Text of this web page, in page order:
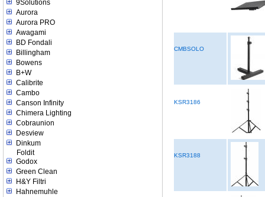
9Solutions
Aurora
Aurora PRO
Awagami
BD Fondali
Billingham
Bowens
B+W
Calibrite
Cambo
Canson Infinity
Chimera Lighting
Cobraunion
Desview
Dinkum
Foldit
Godox
Green Clean
H&Y Filtri
Hahnemuhle
CMBSOLO
KSR3186
KSR3188